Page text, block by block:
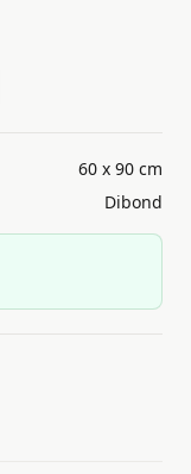
60 x 90 cm
Dibond